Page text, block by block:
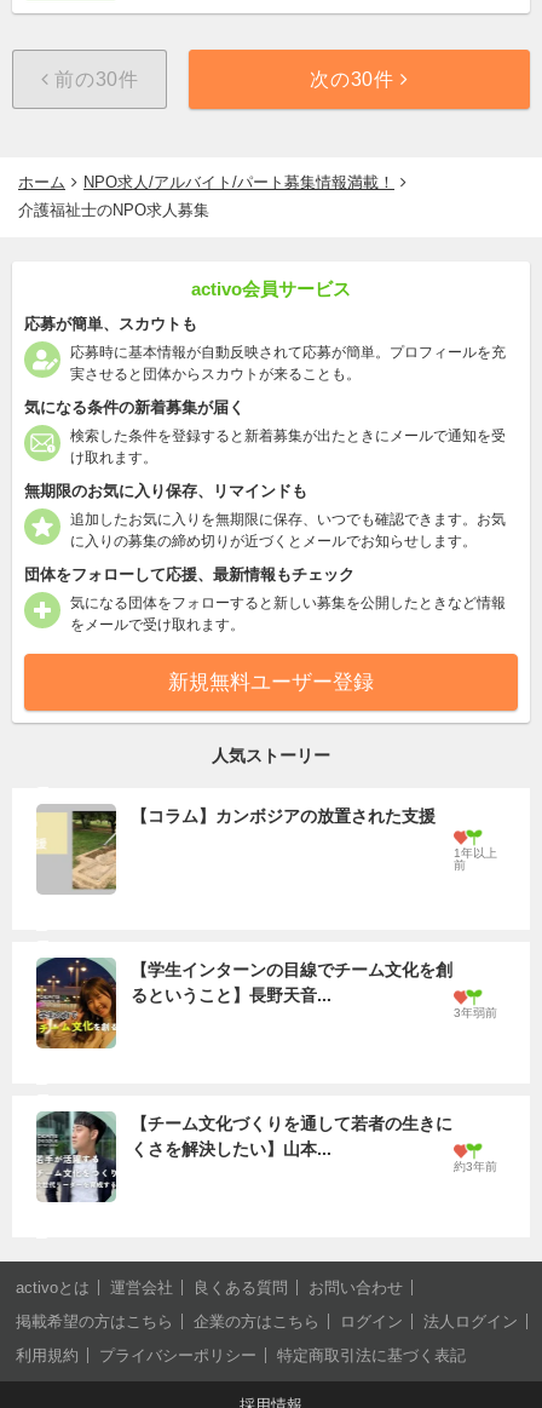
前の30件 次の30件
ホーム
NPO求人/アルバイト/パート募集情報満載！
介護福祉士のNPO求人募集
activo会員サービス
応募が簡単、スカウトも
応募時に基本情報が自動反映されて応募が簡単。プロフィールを充
実させると団体からスカウトが来ることも。
気になる条件の新着募集が届く
検索した条件を登録すると新着募集が出たときにメールで通知を受
け取れます。
無期限のお気に入り保存、リマインドも
追加したお気に入りを無期限に保存、いつでも確認できます。お気
に入りの募集の締め切りが近づくとメールでお知らせします。
団体をフォローして応援、最新情報もチェック
気になる団体をフォローすると新しい募集を公開したときなど情報
をメールで受け取れます。
新規無料ユーザー登録
人気ストーリー
【コラム】カンボジアの放置された支援
1年以上
前
【学生インターンの目線でチーム文化を創
るということ】長野天音...
3年弱前
【チーム文化づくりを通して若者の生きに
くさを解決したい】山本...
約3年前
activoとは 運営会社 良くある質問
お問い合わせ
掲載希望の方はこちら
企業の方はこちら ログイン
法人ログイン
利用規約
プライバシーポリシー 特定商取引法に基づく表記